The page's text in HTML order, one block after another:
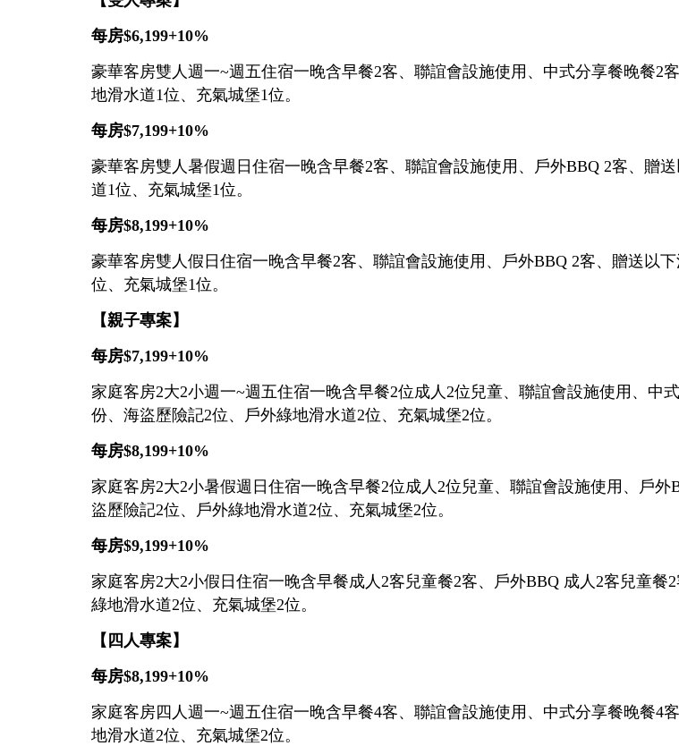
每房$6,199+10%
豪華客房雙人週一~週五住宿一晚含早餐2客、聯誼會設施使用、中式分享餐晚餐2
地滑水道1位、充氣城堡1位。
每房$7,199+10%
豪華客房雙人暑假週日住宿一晚含早餐2客、聯誼會設施使用、戶外BBQ 2客、贈
道1位、充氣城堡1位。
每房$8,199+10%
豪華客房雙人假日住宿一晚含早餐2客、聯誼會設施使用、戶外BBQ 2客、贈送以
位、充氣城堡1位。
【親子專案】
每房$7,199+10%
家庭客房2大2小週一~週五住宿一晚含早餐2位成人2位兒童、聯誼會設施使用、中
份、海盜歷險記2位、戶外綠地滑水道2位、充氣城堡2位。
每房$8,199+10%
家庭客房2大2小暑假週日住宿一晚含早餐2位成人2位兒童、聯誼會設施使用、戶
盜歷險記2位、戶外綠地滑水道2位、充氣城堡2位。
每房$9,199+10%
家庭客房2大2小假日住宿一晚含早餐成人2客兒童餐2客、戶外BBQ 成人2客兒童
綠地滑水道2位、充氣城堡2位。
【四人專案】
每房$8,199+10%
家庭客房四人週一~週五住宿一晚含早餐4客、聯誼會設施使用、中式分享餐晚餐4
地滑水道2位、充氣城堡2位。